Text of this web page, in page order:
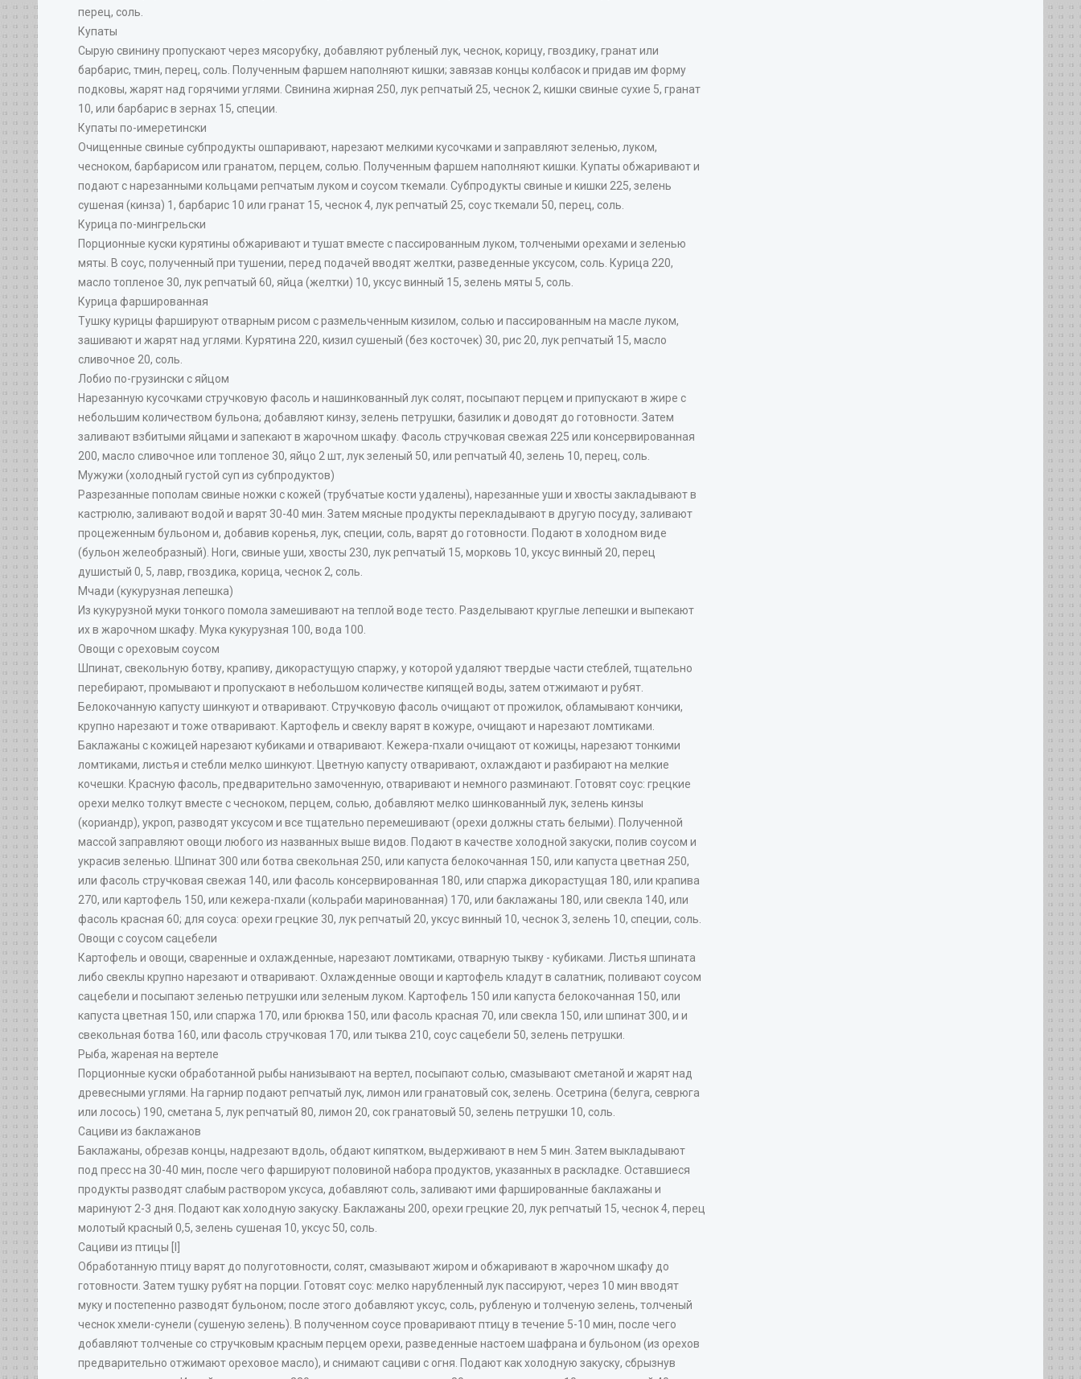
перец, соль.
Купаты
Сырую свинину пропускают через мясорубку, добавляют рубленый лук, чеснок, корицу, гвоздику, гранат или
барбарис, тмин, перец, соль. Полученным фаршем наполняют кишки; завязав концы колбасок и придав им форму
подковы, жарят над горячими углями. Свинина жирная 250, лук репчатый 25, чеснок 2, кишки свиные сухие 5, гранат
10, или барбарис в зернах 15, специи.
Купаты по-имеретински
Очищенные свиные субпродукты ошпаривают, нарезают мелкими кусочками и заправляют зеленью, луком,
чесноком, барбарисом или гранатом, перцем, солью. Полученным фаршем наполняют кишки. Купаты обжаривают и
подают с нарезанными кольцами репчатым луком и соусом ткемали. Субпродукты свиные и кишки 225, зелень
сушеная (кинза) 1, барбарис 10 или гранат 15, чеснок 4, лук репчатый 25, соус ткемали 50, перец, соль.
Курица по-мингрельски
Порционные куски курятины обжаривают и тушат вместе с пассированным луком, толчеными орехами и зеленью
мяты. В соус, полученный при тушении, перед подачей вводят желтки, разведенные уксусом, соль. Курица 220,
масло топленое 30, лук репчатый 60, яйца (желтки) 10, уксус винный 15, зелень мяты 5, соль.
Курица фаршированная
Тушку курицы фаршируют отварным рисом с размельченным кизилом, солью и пассированным на масле луком,
зашивают и жарят над углями. Курятина 220, кизил сушеный (без косточек) 30, рис 20, лук репчатый 15, масло
сливочное 20, соль.
Лобио по-грузински с яйцом
Нарезанную кусочками стручковую фасоль и нашинкованный лук солят, посыпают перцем и припускают в жире с
небольшим количеством бульона; добавляют кинзу, зелень петрушки, базилик и доводят до готовности. Затем
заливают взбитыми яйцами и запекают в жарочном шкафу. Фасоль стручковая свежая 225 или консервированная
200, масло сливочное или топленое 30, яйцо 2 шт, лук зеленый 50, или репчатый 40, зелень 10, перец, соль.
Мужужи (холодный густой суп из субпродуктов)
Разрезанные пополам свиные ножки с кожей (трубчатые кости удалены), нарезанные уши и хвосты закладывают в
кастрюлю, заливают водой и варят 30-40 мин. Затем мясные продукты перекладывают в другую посуду, заливают
процеженным бульоном и, добавив коренья, лук, специи, соль, варят до готовности. Подают в холодном виде
(бульон желеобразный). Ноги, свиные уши, хвосты 230, лук репчатый 15, морковь 10, уксус винный 20, перец
душистый 0, 5, лавр, гвоздика, корица, чеснок 2, соль.
Мчади (кукурузная лепешка)
Из кукурузной муки тонкого помола замешивают на теплой воде тесто. Разделывают круглые лепешки и выпекают
их в жарочном шкафу. Мука кукурузная 100, вода 100.
Овощи с ореховым соусом
Шпинат, свекольную ботву, крапиву, дикорастущую спаржу, у которой удаляют твердые части стеблей, тщательно
перебирают, промывают и пропускают в небольшом количестве кипящей воды, затем отжимают и рубят.
Белокочанную капусту шинкуют и отваривают. Стручковую фасоль очищают от прожилок, обламывают кончики,
крупно нарезают и тоже отваривают. Картофель и свеклу варят в кожуре, очищают и нарезают ломтиками.
Баклажаны с кожицей нарезают кубиками и отваривают. Кежера-пхали очищают от кожицы, нарезают тонкими
ломтиками, листья и стебли мелко шинкуют. Цветную капусту отваривают, охлаждают и разбирают на мелкие
кочешки. Красную фасоль, предварительно замоченную, отваривают и немного разминают. Готовят соус: грецкие
орехи мелко толкут вместе с чесноком, перцем, солью, добавляют мелко шинкованный лук, зелень кинзы
(кориандр), укроп, разводят уксусом и все тщательно перемешивают (орехи должны стать белыми). Полученной
массой заправляют овощи любого из названных выше видов. Подают в качестве холодной закуски, полив соусом и
украсив зеленью. Шпинат 300 или ботва свекольная 250, или капуста белокочанная 150, или капуста цветная 250,
или фасоль стручковая свежая 140, или фасоль консервированная 180, или спаржа дикорастущая 180, или крапива
270, или картофель 150, или кежера-пхали (кольраби маринованная) 170, или баклажаны 180, или свекла 140, или
фасоль красная 60; для соуса: орехи грецкие 30, лук репчатый 20, уксус винный 10, чеснок 3, зелень 10, специи, соль.
Овощи с соусом сацебели
Картофель и овощи, сваренные и охлажденные, нарезают ломтиками, отварную тыкву - кубиками. Листья шпината
либо свеклы крупно нарезают и отваривают. Охлажденные овощи и картофель кладут в салатник, поливают соусом
сацебели и посыпают зеленью петрушки или зеленым луком. Картофель 150 или капуста белокочанная 150, или
капуста цветная 150, или спаржа 170, или брюква 150, или фасоль красная 70, или свекла 150, или шпинат 300, и и
свекольная ботва 160, или фасоль стручковая 170, или тыква 210, соус сацебели 50, зелень петрушки.
Рыба, жареная на вертеле
Порционные куски обработанной рыбы нанизывают на вертел, посыпают солью, смазывают сметаной и жарят над
древесными углями. На гарнир подают репчатый лук, лимон или гранатовый сок, зелень. Осетрина (белуга, севрюга
или лосось) 190, сметана 5, лук репчатый 80, лимон 20, сок гранатовый 50, зелень петрушки 10, соль.
Сациви из баклажанов
Баклажаны, обрезав концы, надрезают вдоль, обдают кипятком, выдерживают в нем 5 мин. Затем выкладывают
под пресс на 30-40 мин, после чего фаршируют половиной набора продуктов, указанных в раскладке. Оставшиеся
продукты разводят слабым раствором уксуса, добавляют соль, заливают ими фаршированные баклажаны и
маринуют 2-3 дня. Подают как холодную закуску. Баклажаны 200, орехи грецкие 20, лук репчатый 15, чеснок 4, перец
молотый красный 0,5, зелень сушеная 10, уксус 50, соль.
Сациви из птицы [I]
Обработанную птицу варят до полуготовности, солят, смазывают жиром и обжаривают в жарочном шкафу до
готовности. Затем тушку рубят на порции. Готовят соус: мелко нарубленный лук пассируют, через 10 мин вводят
муку и постепенно разводят бульоном; после этого добавляют уксус, соль, рубленую и толченую зелень, толченый
чеснок хмели-сунели (сушеную зелень). В полученном соусе проваривают птицу в течение 5-10 мин, после чего
добавляют толченые со стручковым красным перцем орехи, разведенные настоем шафрана и бульоном (из орехов
предварительно отжимают ореховое масло), и снимают сациви с огня. Подают как холодную закуску, сбрызнув